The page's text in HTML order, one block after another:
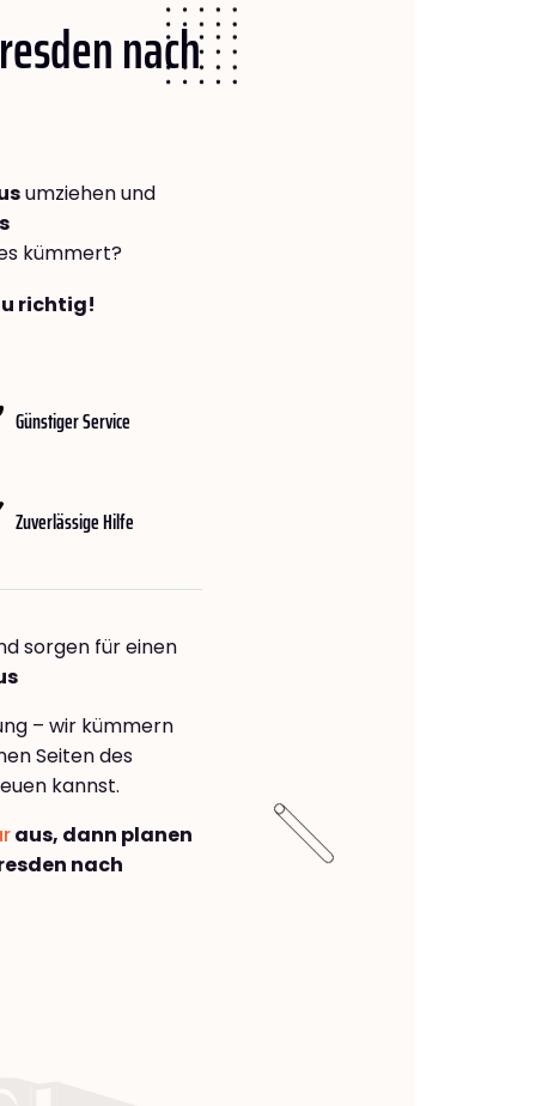
nach
umziehen und
kümmert?
richtig!
Günstiger Service
Zuverlässige Hilfe
sorgen für einen
– wir kümmern
Seiten des
kannst.
aus, dann planen
nach